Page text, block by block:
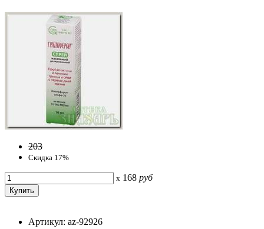
203
Скидка 17%
x 168 руб
Артикул: az-92926